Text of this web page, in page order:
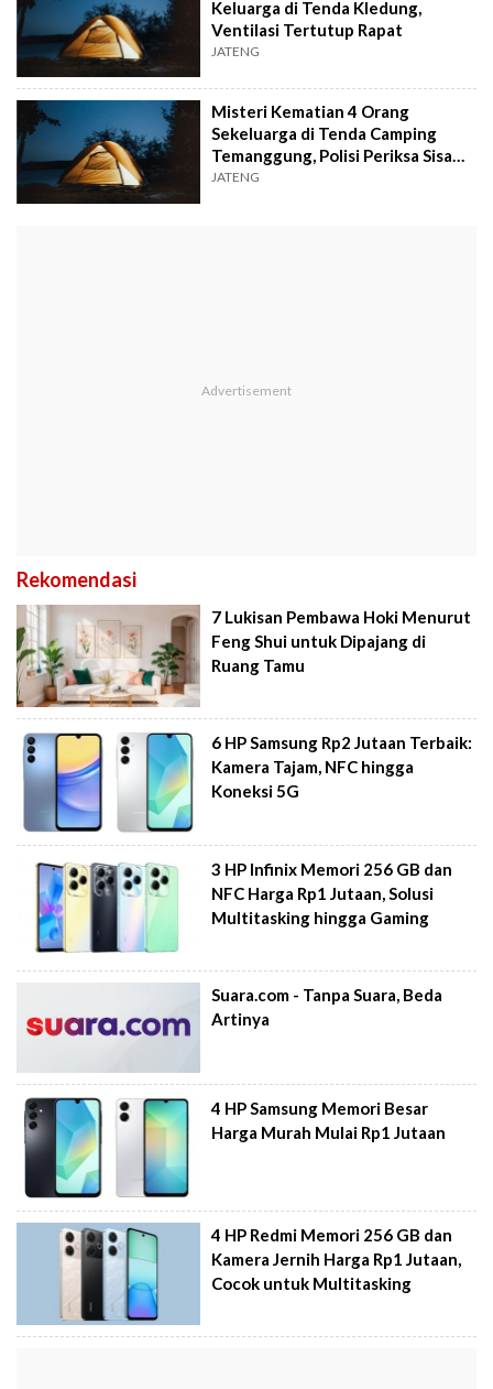
Keluarga di Tenda Kledung,
Ventilasi Tertutup Rapat
JATENG
Misteri Kematian 4 Orang
Sekeluarga di Tenda Camping
Temanggung, Polisi Periksa Sisa
Makanan
JATENG
Rekomendasi
7 Lukisan Pembawa Hoki Menurut
Feng Shui untuk Dipajang di
Ruang Tamu
6 HP Samsung Rp2 Jutaan Terbaik:
Kamera Tajam, NFC hingga
Koneksi 5G
3 HP Infinix Memori 256 GB dan
NFC Harga Rp1 Jutaan, Solusi
Multitasking hingga Gaming
Suara.com - Tanpa Suara, Beda
Artinya
4 HP Samsung Memori Besar
Harga Murah Mulai Rp1 Jutaan
4 HP Redmi Memori 256 GB dan
Kamera Jernih Harga Rp1 Jutaan,
Cocok untuk Multitasking